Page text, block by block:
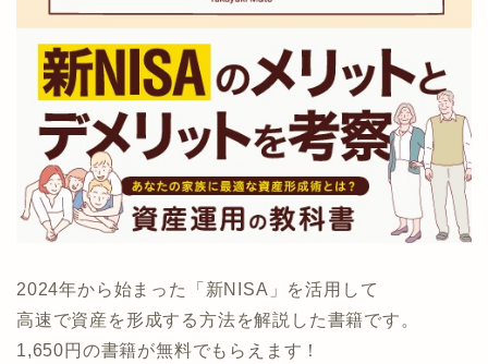
2024年から始まった「新NISA」を活用して
高速で資産を形成する方法を解説した書籍です。
1,650円の書籍が無料でもらえます！